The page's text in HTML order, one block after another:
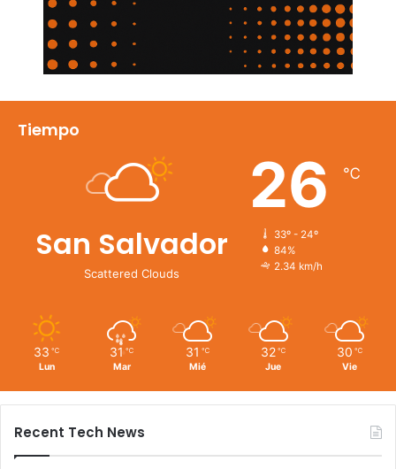
Tiempo
San Salvador
Scattered Clouds
26 ℃
33º - 24º
84%
2.34 km/h
33 ℃
Lun
31 ℃
Mar
31 ℃
Mié
32 ℃
Jue
30 ℃
Vie
Recent Tech News